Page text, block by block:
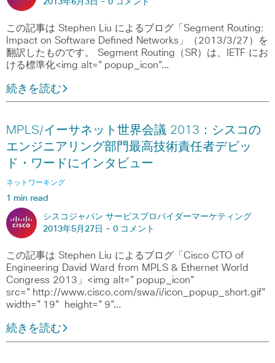
2013年6月3日 - 0 コメント
この記事は Stephen Liu によるブログ「Segment Routing:
Impact on Software Defined Networks」（2013/3/27）を
翻訳したものです。 Segment Routing（SR）は、IETF にお
ける標準化<img alt="popup_icon"…
続きを読む
MPLS/イーサネット世界会議 2013：シスコの
エンジニアリング部門最高技術責任者デビッ
ド・ワードにインタビュー
ネットワーキング
1 min read
シスコジャパン サービスプロバイダーマーケティング
2013年5月27日 - 0 コメント
この記事は Stephen Liu によるブログ「Cisco CTO of
Engineering David Ward from MPLS & Ethernet World
Congress 2013」<img alt="popup_icon"
src="http://www.cisco.com/swa/i/icon_popup_short.gif"
width="19" height="9"…
続きを読む